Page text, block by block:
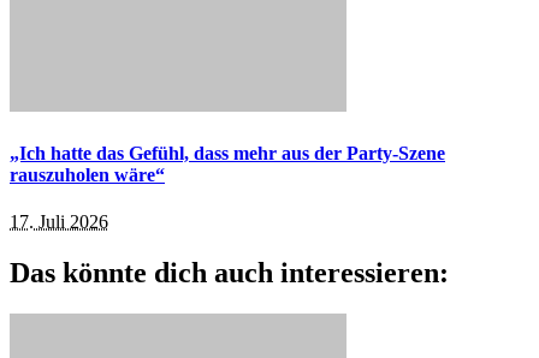
„Ich hatte das Gefühl, dass mehr aus der Party-Szene
rauszuholen wäre“
17. Juli 2026
Das könnte dich auch interessieren: